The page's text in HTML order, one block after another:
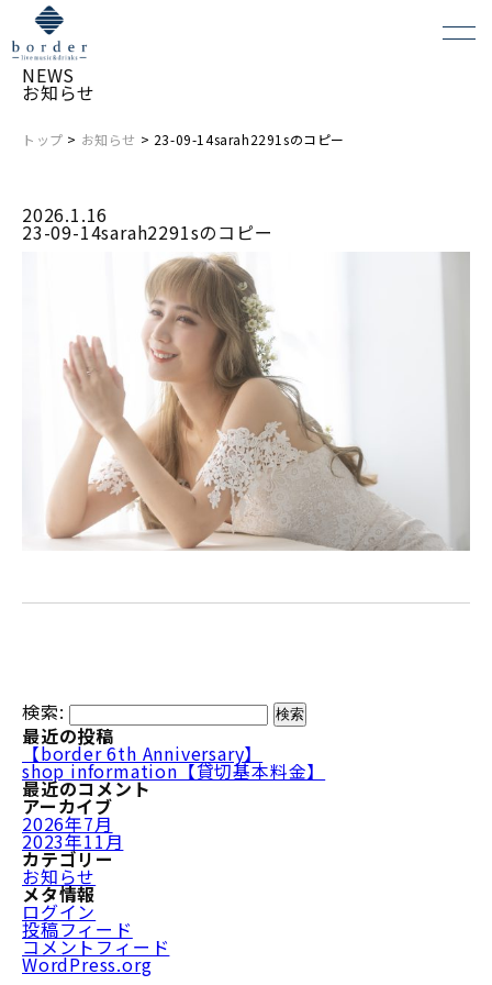
NEWS
お知らせ
トップ > お知らせ > 23-09-14sarah2291sのコピー
2026.1.16
23-09-14sarah2291sのコピー
検索:
最近の投稿
【border 6th Anniversary】
shop information【貸切基本料金】
最近のコメント
アーカイブ
2026年7月
2023年11月
カテゴリー
お知らせ
メタ情報
ログイン
投稿フィード
コメントフィード
WordPress.org